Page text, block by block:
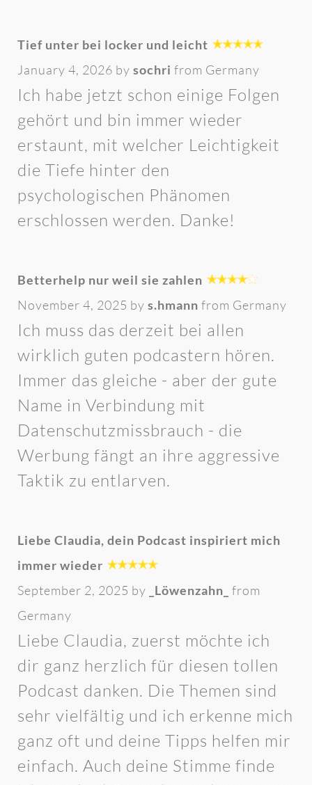
Tief unter bei locker und leicht
January 4, 2026 by sochri from Germany
Ich habe jetzt schon einige Folgen
gehört und bin immer wieder
erstaunt, mit welcher Leichtigkeit
die Tiefe hinter den
psychologischen Phänomen
erschlossen werden. Danke!
Betterhelp nur weil sie zahlen
November 4, 2025 by s.hmann from Germany
Ich muss das derzeit bei allen
wirklich guten podcastern hören.
Immer das gleiche - aber der gute
Name in Verbindung mit
Datenschutzmissbrauch - die
Werbung fängt an ihre aggressive
Taktik zu entlarven.
Liebe Claudia, dein Podcast inspiriert mich
immer wieder
September 2, 2025 by
_Löwenzahn_ from
Germany
Liebe Claudia, zuerst möchte ich
dir ganz herzlich für diesen tollen
Podcast danken. Die Themen sind
sehr vielfältig und ich erkenne mich
ganz oft und deine Tipps helfen mir
einfach. Auch deine Stimme finde